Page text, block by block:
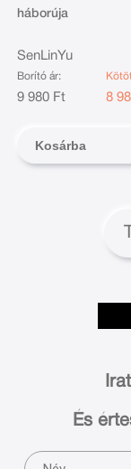
háborúja
SenLinYu
Borító ár:
9 980 Ft 8
Kosárba
És